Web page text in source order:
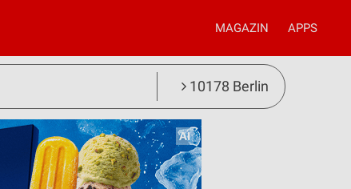
MAGAZIN APPS
10178 Berlin